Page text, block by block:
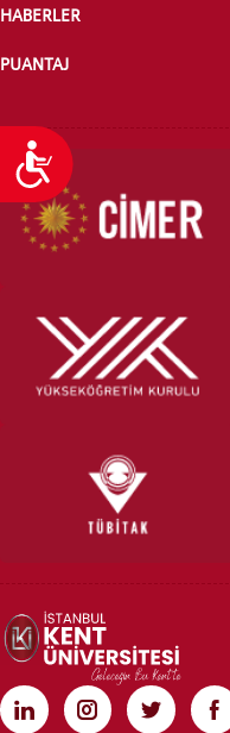
Ulaşılabilirlik
HABERLER
PUANTAJ